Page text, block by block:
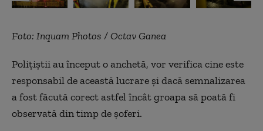
Foto: Inquam Photos / Octav Ganea
Polițiștii au început o anchetă, vor verifica cine este
responsabil de această lucrare și dacă semnalizarea
a fost făcută corect astfel încât groapa să poată fi
observată din timp de șoferi.